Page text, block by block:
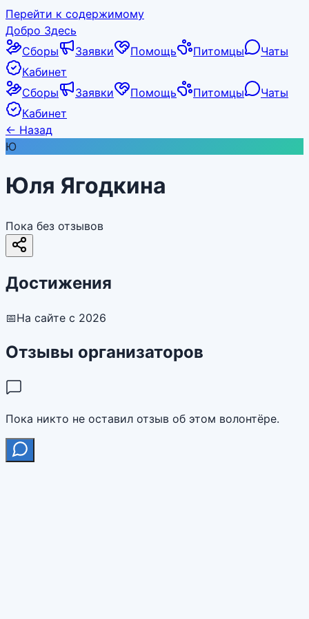
Перейти к содержимому
Добро Здесь
Сборы
Заявки Помощь Питомцы
Чаты
Кабинет
Сборы
Заявки Помощь Питомцы
Чаты
Кабинет
← Назад
Ю
Юля Ягодкина
Пока без отзывов
Достижения
📅На сайте с 2026
Отзывы организаторов
Пока никто не оставил отзыв об этом волонтёре.